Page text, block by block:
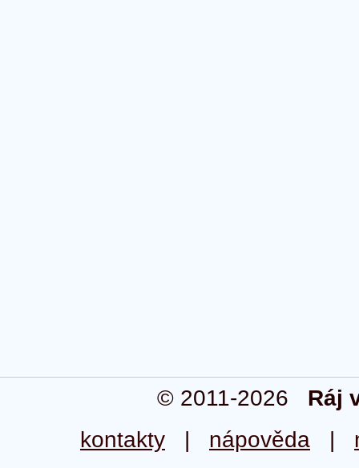
© 2011-2026 Ráj
kontakty | nápověda |